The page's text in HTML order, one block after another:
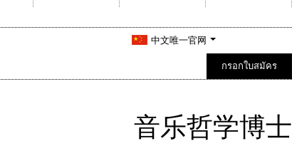
中文唯一官网
กรอกใบสมัคร
音乐哲学博士